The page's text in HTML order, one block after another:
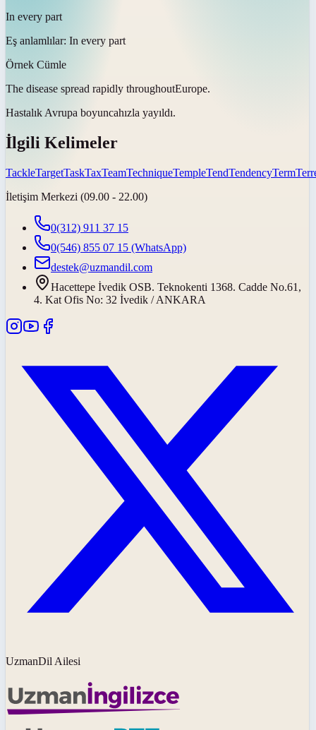
In every part
Eş anlamlılar: In every part
Örnek Cümle
The disease spread rapidly throughoutEurope.
Hastalık Avrupa boyuncahızla yayıldı.
İlgili Kelimeler
TackleTargetTaskTaxTeamTechniqueTempleTendTendencyTerm
İletişim Merkezi (09.00 - 22.00)
0(312) 911 37 15
0(546) 855 07 15 (WhatsApp)
destek@uzmandil.com
Hacettepe İvedik OSB. Teknokenti 1368. Cadde No.61,
4. Kat Ofis No: 32 İvedik / ANKARA
UzmanDil Ailesi